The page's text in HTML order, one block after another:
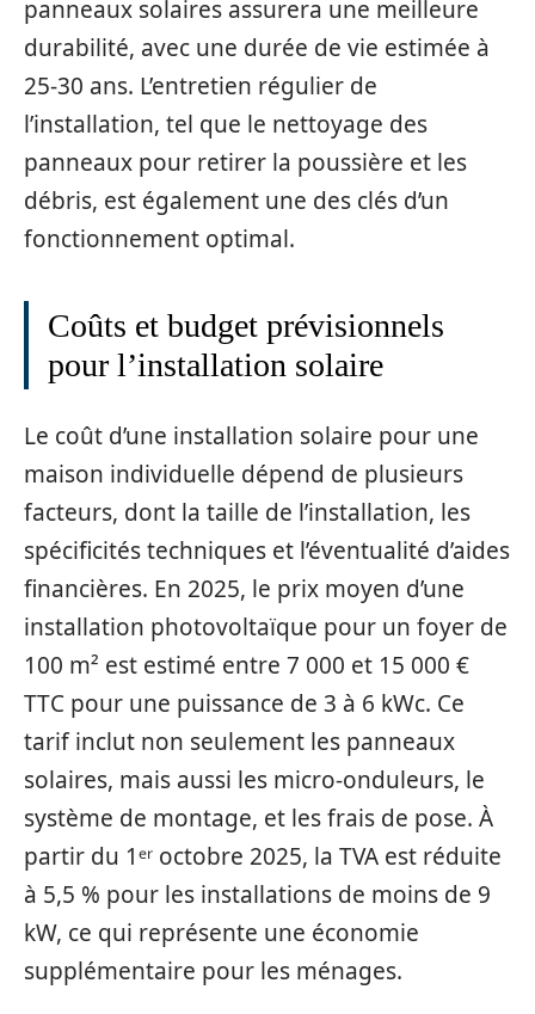
panneaux solaires assurera une meilleure
durabilité, avec une durée de vie estimée à
25-30 ans. L’entretien régulier de
l’installation, tel que le nettoyage des
panneaux pour retirer la poussière et les
débris, est également une des clés d’un
fonctionnement optimal.
Coûts et budget prévisionnels
pour l’installation solaire
Le coût d’une installation solaire pour une
maison individuelle dépend de plusieurs
facteurs, dont la taille de l’installation, les
spécificités techniques et l’éventualité d’aides
financières. En 2025, le prix moyen d’une
installation photovoltaïque pour un foyer de
100 m² est estimé entre 7 000 et 15 000 €
TTC pour une puissance de 3 à 6 kWc. Ce
tarif inclut non seulement les panneaux
solaires, mais aussi les micro-onduleurs, le
système de montage, et les frais de pose. À
partir du 1ᵉʳ octobre 2025, la TVA est réduite
à 5,5 % pour les installations de moins de 9
kW, ce qui représente une économie
supplémentaire pour les ménages.